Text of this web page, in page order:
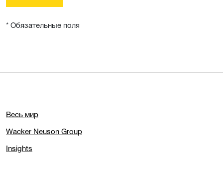
* Обязательные поля
Весь мир
Wacker Neuson Group
Insights